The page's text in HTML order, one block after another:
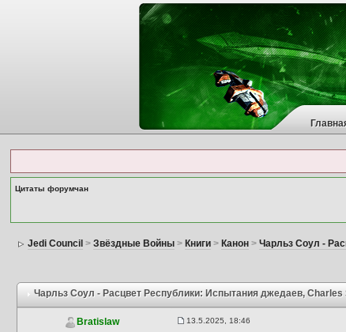
Цитаты форумчан
Jedi Council > Звёздные Войны> Книги> Канон> Чарльз Соул -
Чарльз Соул - Расцвет Республики: Испытания джедаев, Charles
Bratislaw 13.5.2025, 18:46